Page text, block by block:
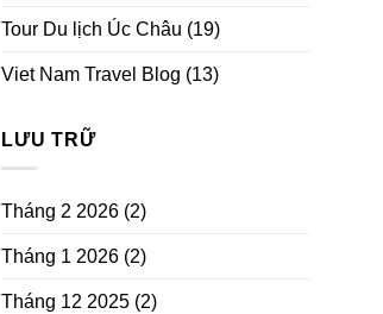
Tour Du lịch Úc Châu (19)
Viet Nam Travel Blog (13)
LƯU TRỮ
Tháng 2 2026 (2)
Tháng 1 2026 (2)
Tháng 12 2025 (2)